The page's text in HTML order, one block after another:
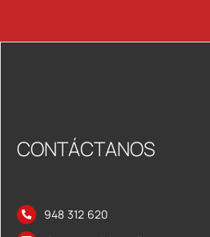
CONTÁCTANOS
948 312 620